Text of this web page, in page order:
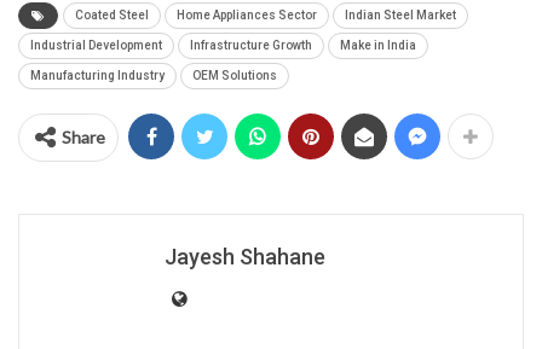
Coated Steel Home Appliances Sector Indian Steel Market
Industrial Development Infrastructure Growth Make in India
Manufacturing Industry OEM Solutions
Share
Jayesh Shahane